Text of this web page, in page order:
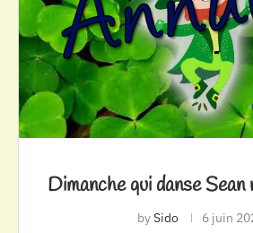
Dimanche qui danse Sean
bySido 6 juin